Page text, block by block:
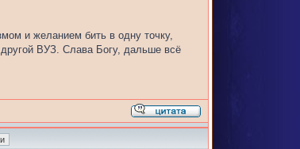
и желанием бить в одну точку,
ВУЗ. Слава Богу, дальше всё